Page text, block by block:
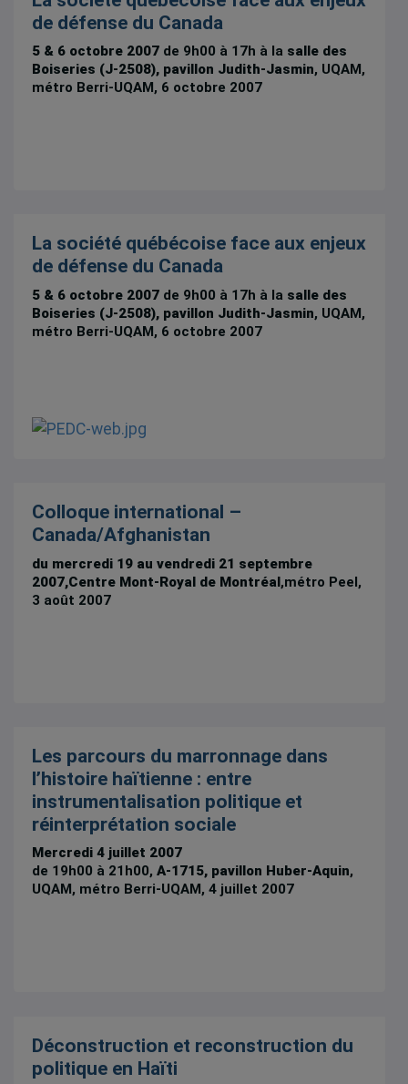
de défense du Canada
5 & 6 octobre 2007 de 9h00 à 17h à la salle des
Boiseries (J-2508), pavillon Judith-Jasmin, UQAM,
métro Berri-UQAM, 6 octobre 2007
La société québécoise face aux enjeux
de défense du Canada
5 & 6 octobre 2007 de 9h00 à 17h à la salle des
Boiseries (J-2508), pavillon Judith-Jasmin, UQAM,
métro Berri-UQAM, 6 octobre 2007
Colloque international –
Canada/Afghanistan
du mercredi 19 au vendredi 21 septembre
2007,Centre Mont-Royal de Montréal,métro Peel,
3 août 2007
Les parcours du marronnage dans
l’histoire haïtienne : entre
instrumentalisation politique et
réinterprétation sociale
Mercredi 4 juillet 2007
de 19h00 à 21h00,A-1715, pavillon Huber-Aquin,
UQAM, métro Berri-UQAM, 4 juillet 2007
Déconstruction et reconstruction du
politique en Haïti